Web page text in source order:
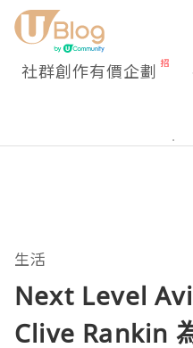
社群創作有價企劃
生活
Next Level
Clive Rankin